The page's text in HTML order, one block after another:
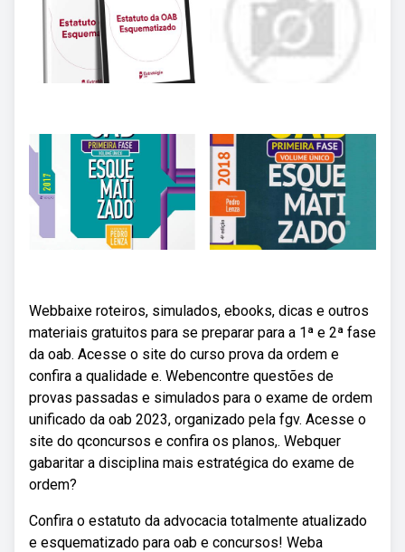
Webbaixe roteiros, simulados, ebooks, dicas e outros
materiais gratuitos para se preparar para a 1ª e 2ª fase
da oab. Acesse o site do curso prova da ordem e
confira a qualidade e. Webencontre questões de
provas passadas e simulados para o exame de ordem
unificado da oab 2023, organizado pela fgv. Acesse o
site do qconcursos e confira os planos,. Webquer
gabaritar a disciplina mais estratégica do exame de
ordem?
Confira o estatuto da advocacia totalmente atualizado
e esquematizado para oab e concursos! Weba